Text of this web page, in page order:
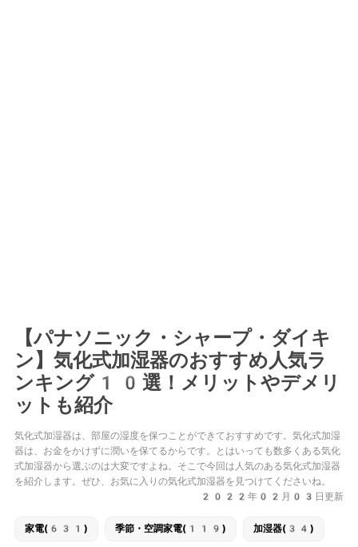
【パナソニック・シャープ・ダイキ
ン】気化式加湿器のおすすめ人気ラ
ンキング10選！メリットやデメリ
ットも紹介
気化式加湿器は、部屋の湿度を保つことができておすすめです。気化式加湿
器は、お金をかけずに潤いを保てるからです。とはいっても数多くある気化
式加湿器から選ぶのは大変ですよね。そこで今回は人気のある気化式加湿器
を紹介します。ぜひ、お気に入りの気化式加湿器を見つけてくださいね。
2022年02月03日更新
家電(631) 季節・空調家電(119) 加湿器(34)